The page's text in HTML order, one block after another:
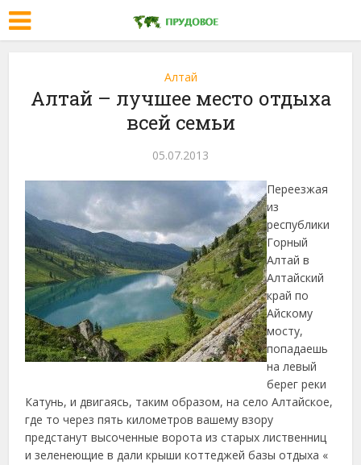
Алтай
Алтай – лучшее место отдыха
всей семьи
05.07.2013
Переезжая
из
республики
Горный
Алтай в
Алтайский
край по
Айскому
мосту,
попадаешь
на левый
берег реки
Катунь, и двигаясь, таким образом, на село Алтайское,
где то через пять километров вашему взору
предстанут высоченные ворота из старых лиственниц
и зеленеющие в дали крыши коттеджей базы отдыха «